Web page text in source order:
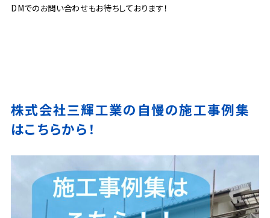
DMでのお問い合わせもお待ちしております！
株式会社三輝工業の自慢の施工事例集
はこちらから！